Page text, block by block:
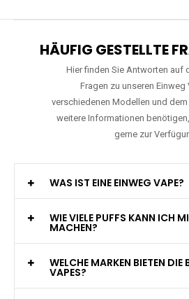
HÄUFIG GESTELLTE
Hier finden Sie Antworten auf
Fragen zu unseren Einweg
verschiedenen Modellen und
weitere Informationen
gerne zur
WAS IST EINE EINWEG VAPE?
WIE VIELE PUFFS KANN ICH
MACHEN?
WELCHE MARKEN BIETEN DIE
VAPES?